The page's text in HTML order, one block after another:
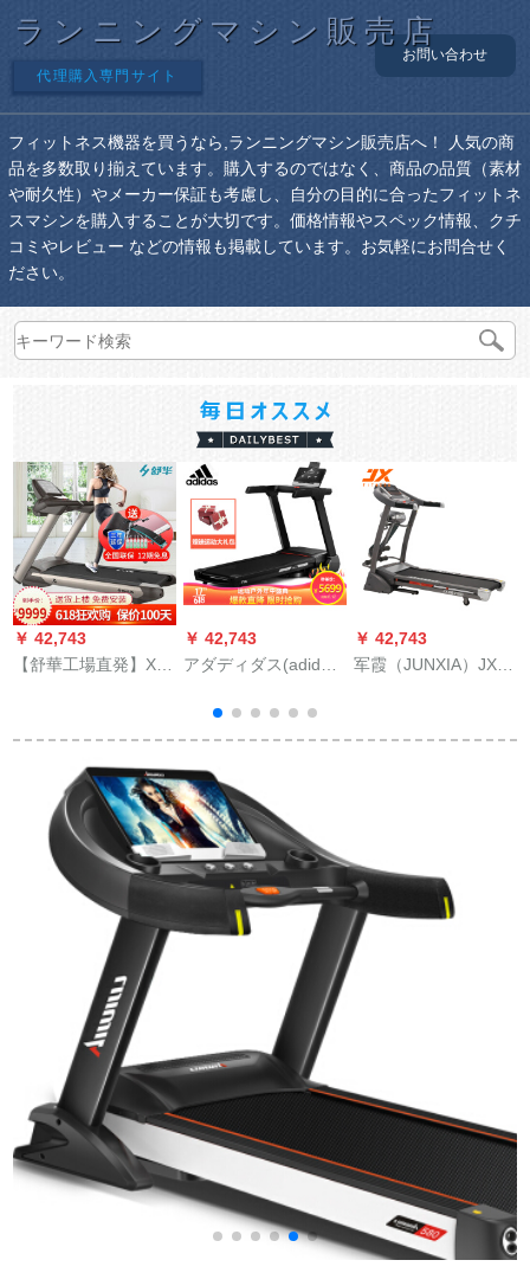
ランニングマシン販売店
代理購入専門サイト
お問い合わせ
フィットネス機器を買うなら,ランニングマシン販売店へ！ 人気の商
品を多数取り揃えています。購入するのではなく、商品の品質（素材
や耐久性）やメーカー保証も考慮し、自分の目的に合ったフィットネ
スマシンを購入することが大切です。価格情報やスペック情報、クチ
コミやレビュー などの情報も掲載しています。お気軽にお問合せく
ださい。
￥ 42,743
【舒華工場直発】X 5
エット知能軽商用静
音ジム専用SH-T
5517 I微信能【52 cm
走帯+多重豪礼】
￥ 42,743
アダディダス(adidas)
庭用多機能静音ダン
ピグ可折運動フート
ネ機材高級版T-19 I
￥ 42,743
军霞（JUNXIA）JX-
内フレックス機材折